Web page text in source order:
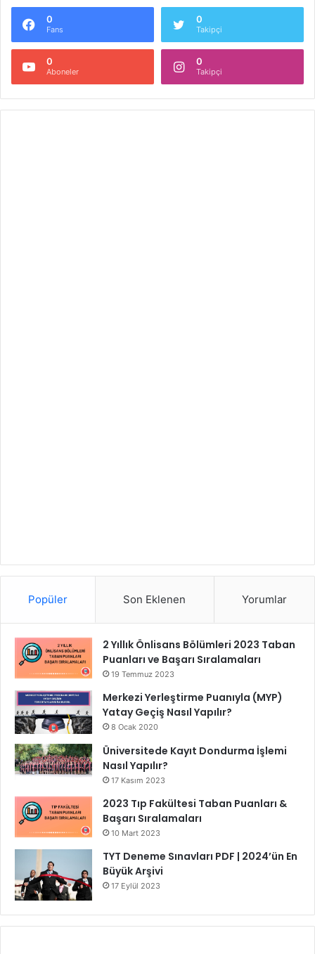
0
Fans
0
Takipçi
0
Aboneler
0
Takipçi
Popüler Son Eklenen Yorumlar
2 Yıllık Önlisans Bölümleri 2023 Taban
Puanları ve Başarı Sıralamaları
19 Temmuz 2023
Merkezi Yerleştirme Puanıyla (MYP)
Yatay Geçiş Nasıl Yapılır?
8 Ocak 2020
Üniversitede Kayıt Dondurma İşlemi
Nasıl Yapılır?
17 Kasım 2023
2023 Tıp Fakültesi Taban Puanları &
Başarı Sıralamaları
10 Mart 2023
TYT Deneme Sınavları PDF | 2024’ün En
Büyük Arşivi
17 Eylül 2023